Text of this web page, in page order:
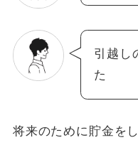
引越し
た
将来のために貯金を